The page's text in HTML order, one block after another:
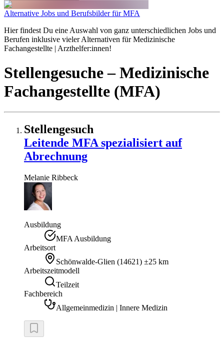
Alternative Jobs und Berufsbilder für MFA
Hier findest Du eine Auswahl von ganz unterschiedlichen Jobs und
Berufen inklusive vieler Alternativen für Medizinische
Fachangestellte | Arzthelfer:innen!
Stellengesuche– Medizinische
Fachangestellte (MFA)
Stellengesuch
Leitende MFA spezialisiert auf
Abrechnung
Melanie Ribbeck
Ausbildung
MFA Ausbildung
Arbeitsort
Schönwalde-Glien (14621) ±25 km
Arbeitszeitmodell
Teilzeit
Fachbereich
Allgemeinmedizin | Innere Medizin